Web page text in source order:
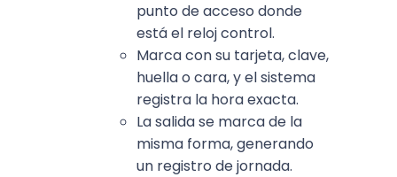
punto de acceso donde
está el reloj control.
Marca con su tarjeta, clave,
huella o cara, y el sistema
registra la hora exacta.
La salida se marca de la
misma forma, generando
un registro de jornada.